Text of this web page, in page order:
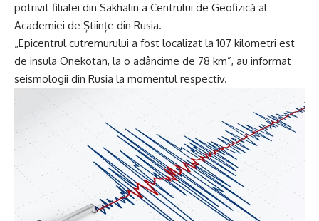
potrivit filialei din Sakhalin a Centrului de Geofizică al
Academiei de Științe din Rusia.
„Epicentrul cutremurului a fost localizat la 107 kilometri est
de insula Onekotan, la o adâncime de 78 km”, au informat
seismologii din Rusia la momentul respectiv.